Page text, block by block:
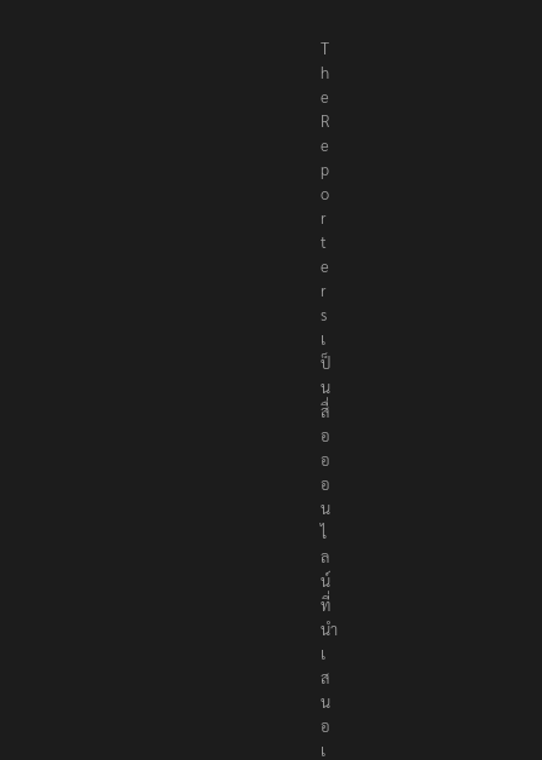
T
h
e
R
e
p
o
r
t
e
r
s
เ
ป็
น
สื่
อ
อ
อ
น
ไ
ล
น์
ที่
นำ
เ
ส
น